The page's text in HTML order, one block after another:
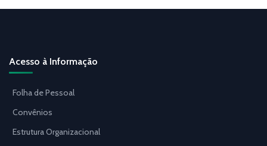
Acesso à Informação
Folha de Pessoal
Convênios
Estrutura Organizacional